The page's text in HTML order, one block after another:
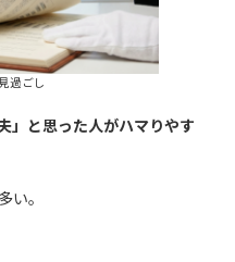
過ごし
」と思った人がハマりやす
い。